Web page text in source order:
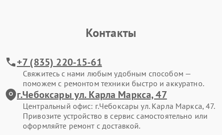
Контакты
+7 (835) 220-15-61
Свяжитесь с нами любым удобным способом —
поможем с ремонтом техники быстро и аккуратно.
г.Чебоксары ул. Карла Маркса, 47
Центральный офис: г.Чебоксары ул. Карла Маркса, 47.
Привозите устройство в сервис самостоятельно или
оформляйте ремонт с доставкой.